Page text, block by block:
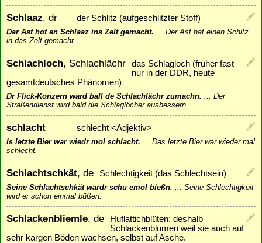
Schlaaz, dr der Schlitz (aufgeschlitzter Stoff)
Dar Ast hot en Schlaaz ins Zelt gemacht.
Der Ast hat einen Schltz
in das Zelt gemacht..
Schlachloch, Schlachlächr
das Schlagloch (früher fast
nur in der DDR, heute
gesamtdeutsches Phänomen)
Dr Flick-Konzern ward ball de Schlachlächr zumachn.
Der
Straßendienst wird bald die Schlaglöcher ausbessern.
schlacht schlecht <Adjektiv>
Is letzte Bier war wiedr mol schlacht.
Das letzte Bier war wieder mal
schlecht.
Schlachtschkät, de Schlechtigkeit (das Schlechtsein)
Seine Schlachtschkät wardr schu emol bießn.
Seine Schlechtigkeit
wird er schon einmal büßen.
Schlackenbliemle, de
Huflattichblüten; deshalb
Schlackenblumen weil sie auch auf
sehr kargen Böden wachsen, selbst auf Asche.